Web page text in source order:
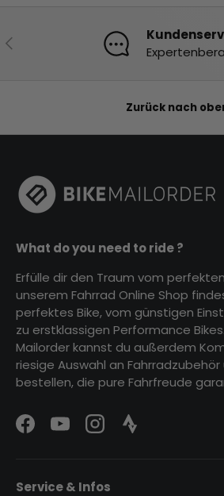
Vorherige
Zurück nach
What do you need to ride ?
Erfülle dir den Traum vom
unserem Fahrrad Online Shop
perfektes Bike, vom günstigen
zu erstklassigen Performance
Mailorder kannst du außerdem
riesige Auswahl an Fahrradzubehör
bestellen, die pure Fahrfreude
FacebookYouTubeInstagramStrava Logo
Service & Infos